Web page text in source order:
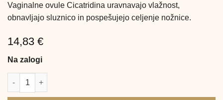
Vaginalne ovule Cicatridina uravnavajo vlažnost,
obnavljajo sluznico in pospešujejo celjenje nožnice.
14,83 €
Na zalogi
Cicatridina vaginalne ovule, 10 globul količina